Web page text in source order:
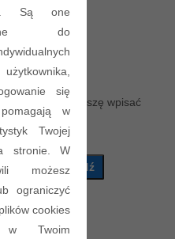
Są one
do
się
w
Twojej
stronie. W
możesz
ograniczyć
cookies
w Twoim
21L
ją zobaczyć, proszę wpisać